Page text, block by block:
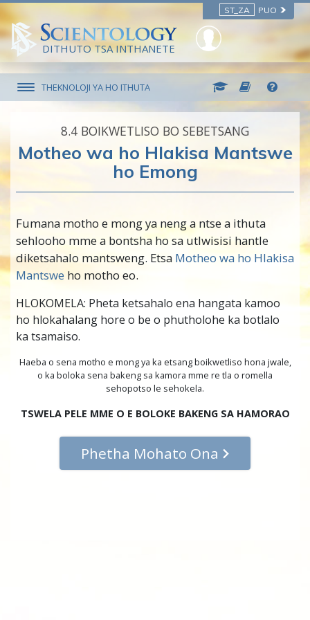
ST_ZA PUO
DITHUTO TSA INTHANETE
THEKNOLOJI YA HO ITHUTA
8.‎4 BOIKWETLISO BO SEBETSANG
Motheo wa ho Hlakisa Mantswe
ho Emong
Fumana motho e mong ya neng a ntse a ithuta
sehlooho mme a bontsha ho sa utlwisisi hantle
diketsahalo mantsweng. Etsa Motheo wa ho Hlakisa
Mantswe ho motho eo.
HLOKOMELA: Pheta ketsahalo ena hangata kamoo
ho hlokahalang hore o be o phutholohe ka botlalo
ka tsamaiso.
Haeba o sena motho e mong ya ka etsang boikwetliso hona jwale,
o ka boloka sena bakeng sa kamora mme re tla o romella
sehopotso le sehokela.
TSWELA PELE MME O E BOLOKE BAKENG SA HAMORAO
Phetha Mohato Ona